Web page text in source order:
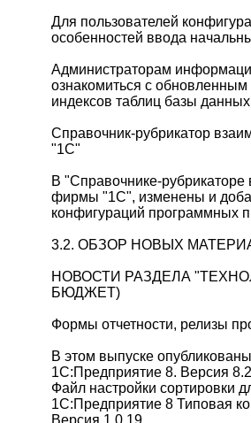
Для пользователей
особенностей ввода
Администраторам
ознакомиться с
индексов таблиц базы
Справочник-рубрикатор
"1С"
В "Справочнике-
фирмы "1С", изменены и
конфигураций программных
3.2. ОБЗОР НОВЫХ
НОВОСТИ РАЗДЕЛА
БЮДЖЕТ)
Формы отчетности, релизы
В этом выпуске
1С:Предприятие 8. Версия
Файл настройки сортировки
1С:Предприятие 8 Типовая
Версия 1.0.19